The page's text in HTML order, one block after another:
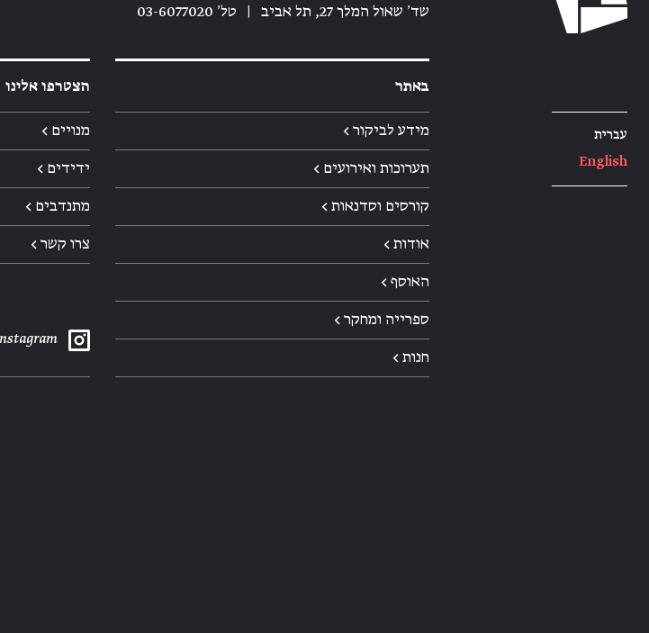
עברית
English
שד׳ שאול המלך 27, תל אביב
טל׳ 03-6077020
באתר
מידע לביקור ←
תערוכות ואירועים ←
קורסים וסדנאות ←
אודות ←
האוסף ←
ספרייה ומחקר ←
חנות ←
הצטרפו אלינו
מנויים ←
ידידים ←
מתנדבים ←
צרו קשר ←